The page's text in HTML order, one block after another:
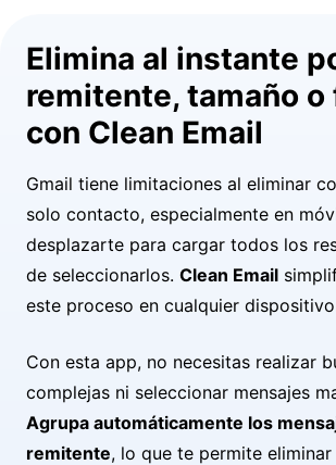
Elimina al instante
remitente, tamaño o
con Clean Email
Gmail tiene limitaciones al eliminar
solo contacto, especialmente en
desplazarte para cargar todos los
de seleccionarlos. Clean Email
este proceso en cualquier
Con esta app, no necesitas realizar
complejas ni seleccionar mensajes
Agrupa automáticamente los
remitente, lo que te permite